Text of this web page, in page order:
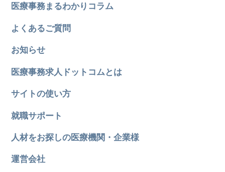
医療事務まるわかりコラム
よくあるご質問
お知らせ
医療事務求人ドットコムとは
サイトの使い方
就職サポート
人材をお探しの医療機関・企業様
運営会社